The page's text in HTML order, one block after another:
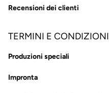
Recensioni dei clienti
TERMINI E CONDIZIONI
Produzioni speciali
Impronta